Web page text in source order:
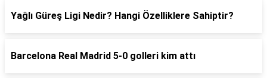
Yağlı Güreş Ligi Nedir? Hangi Özelliklere Sahiptir?
Barcelona Real Madrid 5-0 golleri kim attı